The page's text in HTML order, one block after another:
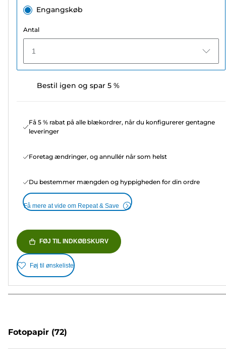
Engangskøb
Antal
1
Bestil igen og spar 5 %
Få 5 % rabat på alle blækordrer, når du konfigurerer gentagne
leveringer
Foretag ændringer, og annullér når som helst
Du bestemmer mængden og hyppigheden for din ordre
Få mere at vide om Repeat & Save
FØJ TIL INDKØBSKURV
Føj til ønskeliste
Fotopapir (72)